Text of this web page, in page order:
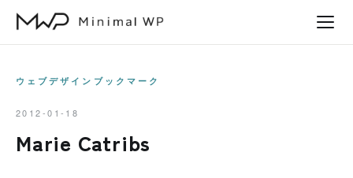
ウェブデザインブックマーク
2012-01-18
Marie Catribs